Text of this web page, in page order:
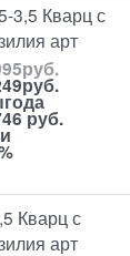
3,5 Кварц с
арт
руб.
руб.
руб.
Кварц с
арт